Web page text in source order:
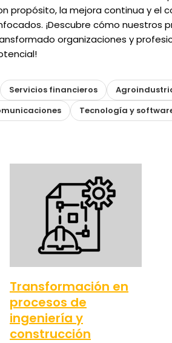
propósito, la mejora continua y el
¡Descubre cómo nuestros
organizaciones y
Servicios financieros
Tecnología y
Transformación en
procesos de
ingeniería y
construcción